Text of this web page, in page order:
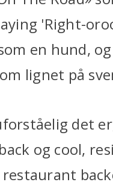
'Right-
en hund,
lignet på
det
og cool,